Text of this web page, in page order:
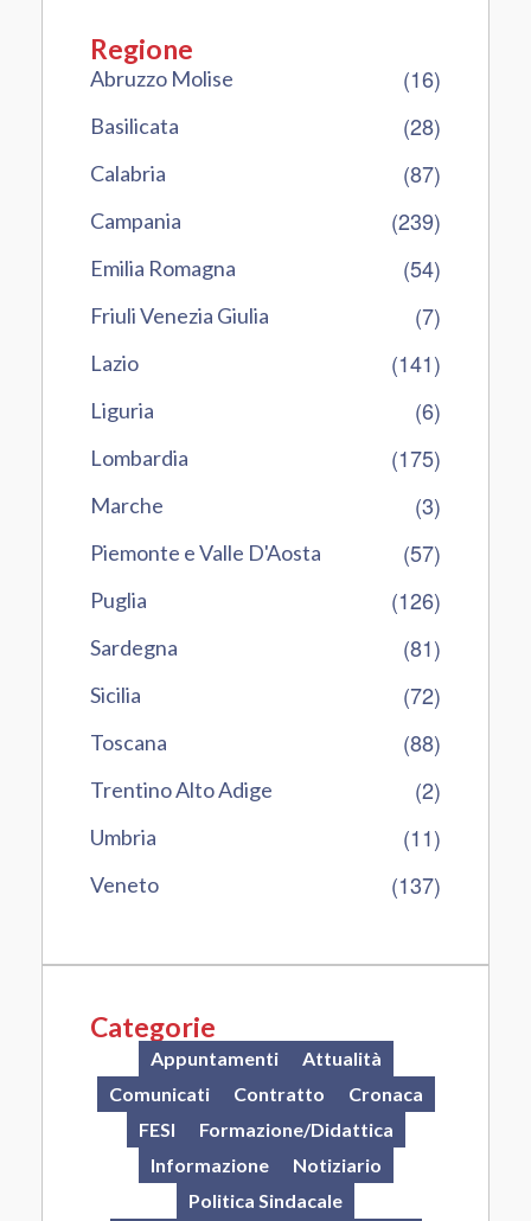
Regione
Abruzzo Molise (16)
Basilicata (28)
Calabria (87)
Campania (239)
Emilia Romagna (54)
Friuli Venezia Giulia (7)
Lazio (141)
Liguria (6)
Lombardia (175)
Marche (3)
Piemonte e Valle D'Aosta (57)
Puglia (126)
Sardegna (81)
Sicilia (72)
Toscana (88)
Trentino Alto Adige (2)
Umbria (11)
Veneto (137)
Categorie
Appuntamenti
Attualità
Comunicati
Contratto
Cronaca
FESI
Formazione/Didattica
Informazione
Notiziario
Politica Sindacale